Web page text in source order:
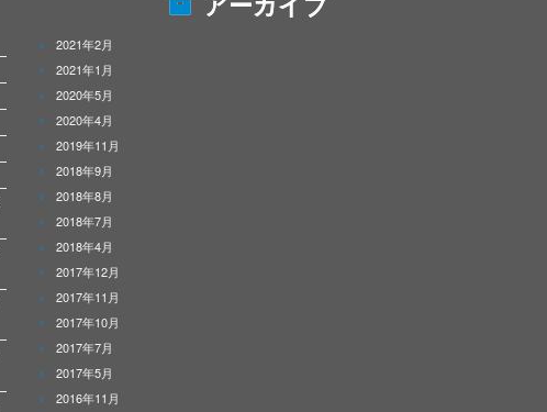
2021年2月
2021年1月
2020年5月
2020年4月
2019年11月
2018年9月
2018年8月
2018年7月
2018年4月
2017年12月
2017年11月
2017年10月
2017年7月
2017年5月
2016年11月